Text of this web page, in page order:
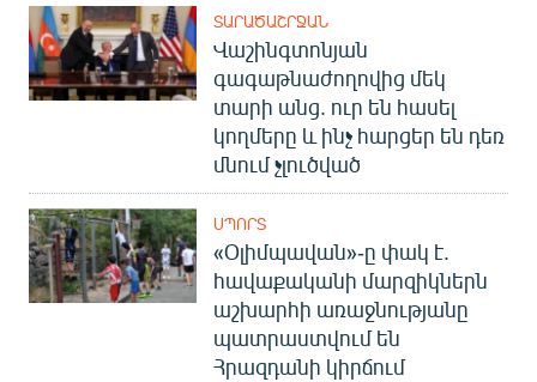
ՏԱՐԱԾԱՇՐՋԱՆ
Վաշինգտոնյան
գագաթնաժողովից մեկ
տարի անց. ուր են հասել
կողմերը և ինչ հարցեր են դեռ
մնում չլուծված
ՍՊՈՐՏ
«Օլիմպավան»-ը փակ է.
հավաքականի մարզիկներն
աշխարհի առաջնությանը
պատրաստվում են
Հրազդանի կիրճում